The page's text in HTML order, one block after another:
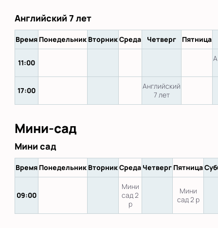
Английский 7 лет
Время Понедельник ВторникСреда Четверг Пятница
11:00
17:00
Английский
7 лет
Мини-сад
Мини сад
Время Понедельник ВторникСреда Четверг Пятница
09:00
Мини
сад 2
р
Мини
сад 2 р